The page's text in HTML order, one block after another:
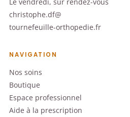
Le vendredi, sur rendez-vous
christophe.df@
tournefeuille-orthopedie.fr
NAVIGATION
Nos soins
Boutique
Espace professionnel
Aide à la prescription